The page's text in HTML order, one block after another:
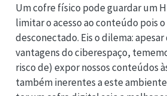
Um cofre físico pode guardar um
limitar o acesso ao conteúdo pois
desconectado. Eis o dilema: apesar
vantagens do ciberespaço,
risco de) expor nossos conteúdos
também inerentes a este